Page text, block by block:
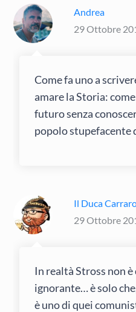
Andrea
29 Ottobre
Come fa uno a
amare la Storia:
futuro senza
popolo stupefacente
Il Duca
29 Ottobre
In realtà Stross non
ignorante… è solo
è uno di quei